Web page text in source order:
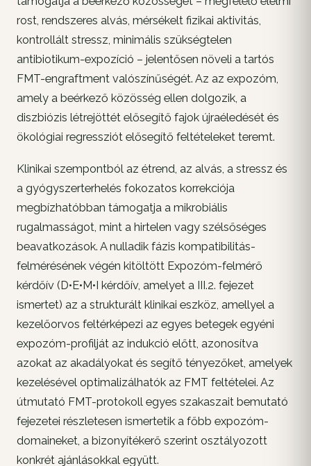
rost, rendszeres alvás, mérsékelt fizikai aktivitás,
kontrollált stressz, minimális szükségtelen
antibiotikum-expozíció – jelentősen növeli a tartós
FMT-engraftment valószínűségét. Az az expozóm,
amely a beérkező közösség ellen dolgozik, a
diszbiózis létrejöttét elősegítő fajok újraéledését és
ökológiai regressziót elősegítő feltételeket teremt.
Klinikai szempontból az étrend, az alvás, a stressz és
a gyógyszerterhelés fokozatos korrekciója
megbízhatóbban támogatja a mikrobiális
rugalmasságot, mint a hirtelen vagy szélsőséges
beavatkozások. A nulladik fázis kompatibilitás-
felmérésének végén kitöltött Expozóm-felmérő
kérdőív (D•E•M•I kérdőív, amelyet a III.2. fejezet
ismertet) az a strukturált klinikai eszköz, amellyel a
kezelőorvos feltérképezi az egyes betegek egyéni
expozóm-profilját az indukció előtt, azonosítva
azokat az akadályokat és segítő tényezőket, amelyek
kezelésével optimalizálhatók az FMT feltételei. Az
útmutató FMT-protokoll egyes szakaszait bemutató
fejezetei részletesen ismertetik a főbb expozóm-
domaineket, a bizonyítékerő szerint osztályozott
konkrét ajánlásokkal együtt.